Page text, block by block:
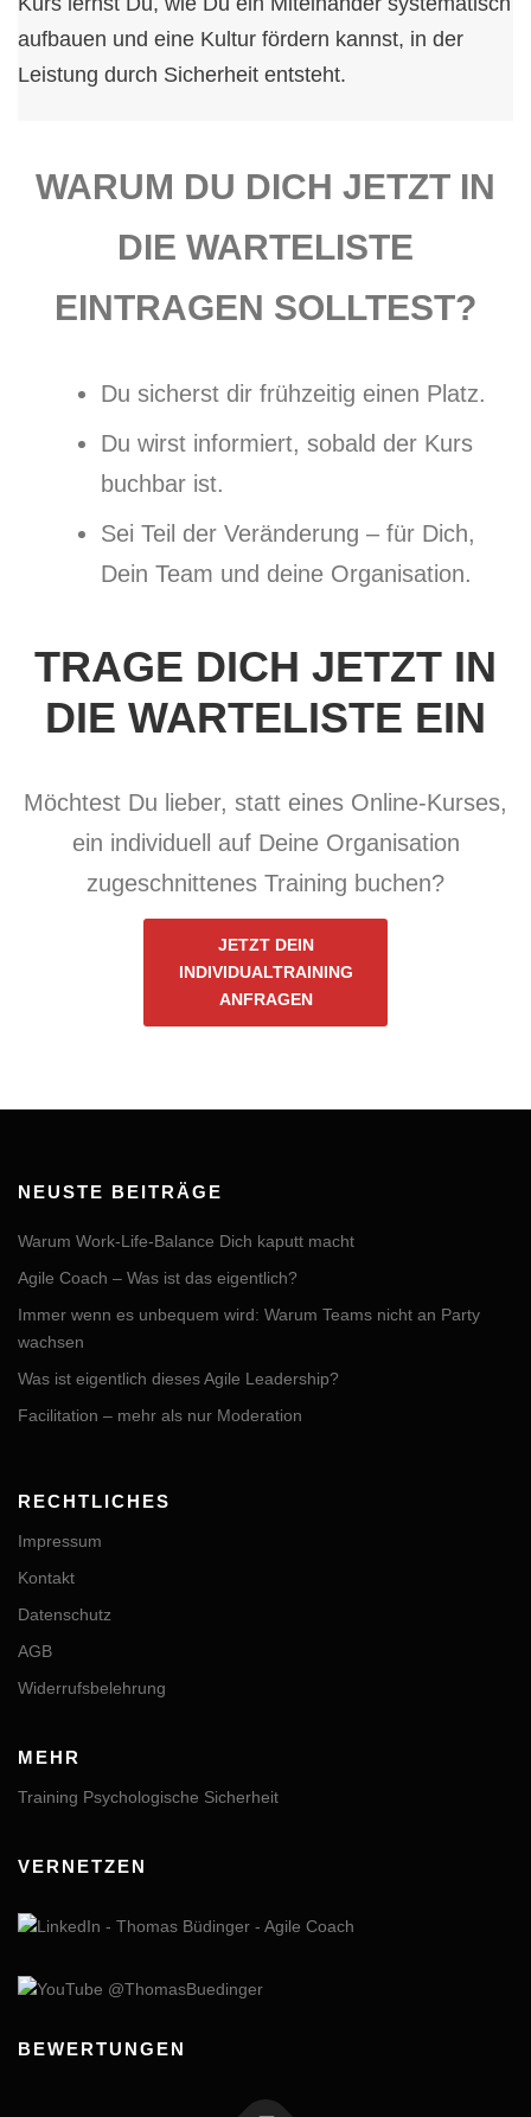
aufbauen und eine Kultur fördern kannst, in der
Leistung durch Sicherheit entsteht.
WARUM DU DICH JETZT IN
DIE WARTELISTE
EINTRAGEN SOLLTEST?
Du sicherst dir frühzeitig einen Platz.
Du wirst informiert, sobald der Kurs
buchbar ist.
Sei Teil der Veränderung – für Dich,
Dein Team und deine Organisation.
TRAGE DICH JETZT IN
DIE WARTELISTE EIN
Möchtest Du lieber, statt eines Online-Kurses,
ein individuell auf Deine Organisation
zugeschnittenes Training buchen?
JETZT DEIN
INDIVIDUALTRAINING
ANFRAGEN
NEUSTE BEITRÄGE
Warum Work-Life-Balance Dich kaputt macht
Agile Coach – Was ist das eigentlich?
Immer wenn es unbequem wird: Warum Teams nicht an Party
wachsen
Was ist eigentlich dieses Agile Leadership?
Facilitation – mehr als nur Moderation
RECHTLICHES
Impressum
Kontakt
Datenschutz
AGB
Widerrufsbelehrung
MEHR
Training Psychologische Sicherheit
VERNETZEN
BEWERTUNGEN